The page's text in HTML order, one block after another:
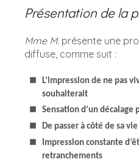
Présentation de la
Mme M. présente une
diffuse, comme suit :
L’impression de ne pas
souhaiterait
Sensation d’un décalage
De passer à côté de sa vie
Impression constante
retranchements